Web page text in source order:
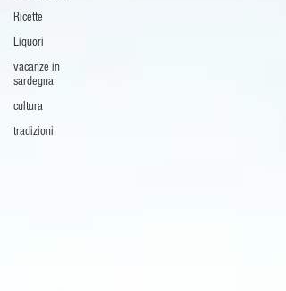
Ricette
Liquori
vacanze in
sardegna
cultura
tradizioni